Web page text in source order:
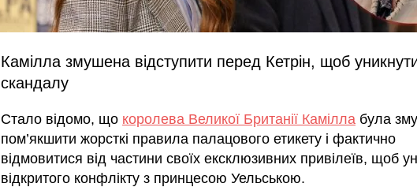
Камілла змушена відступити перед Кетрін, щоб
скандалу
Стало відомо, що королева Великої Британії Камілла була
пом’якшити жорсткі правила палацового етикету і фактично
відмовитися від частини своїх ексклюзивних привілеїв, щоб
відкритого конфлікту з принцесою Уельською.